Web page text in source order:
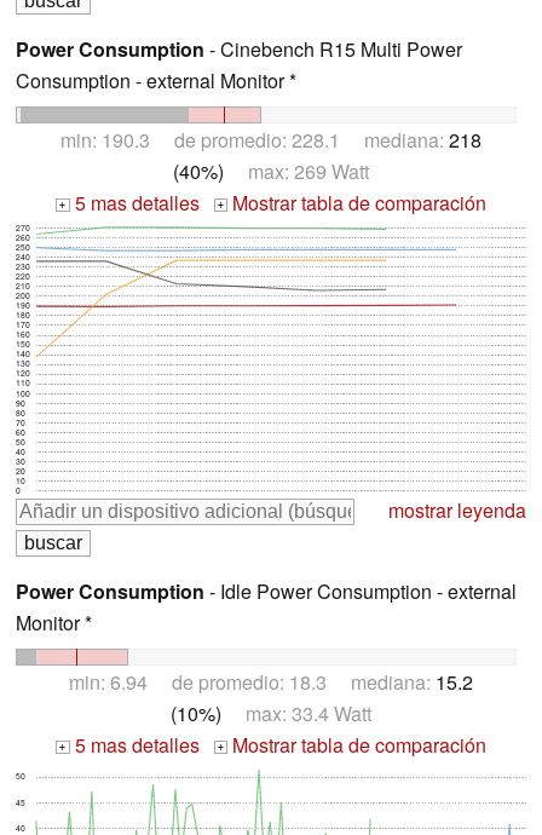
Power Consumption - Cinebench R15 Multi Power
Consumption - external Monitor *
min: 190.3 de promedio: 228.1 mediana: 218
(40%) max: 269 Watt
+ 5 mas detalles + Mostrar tabla de comparación
0
10
20
30
40
50
60
70
80
90
100
110
120
130
140
150
160
170
180
190
200
210
220
230
240
250
260
270
mostrar leyenda
Power Consumption - Idle Power Consumption - external
Monitor *
min: 6.94 de promedio: 18.3 mediana: 15.2
(10%) max: 33.4 Watt
+ 5 mas detalles + Mostrar tabla de comparación
40
45
50